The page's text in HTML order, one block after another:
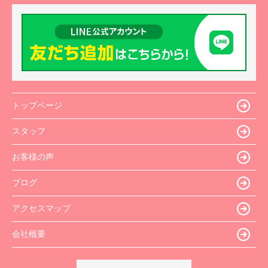
トップページ
スタッフ
お客様の声
ブログ
アクセスマップ
会社概要